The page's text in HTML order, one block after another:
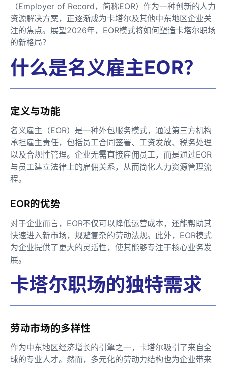
（Employer of Record，简称EOR）作为一种创新的人力
资源解决方案，正逐渐成为卡塔尔及其他中东地区企业关
注的焦点。展望2026年，EOR模式将如何塑造卡塔尔职场
的新格局？
什么是名义雇主EOR？
定义与功能
名义雇主（EOR）是一种外包服务模式，通过第三方机构
承担雇主责任，包括员工合同签署、工资发放、税务处理
以及合规性管理。企业无需直接雇佣员工，而是通过EOR
与员工建立法律上的雇佣关系，从而简化人力资源管理流
程。
EOR的优势
对于企业而言，EOR不仅可以降低运营成本，还能帮助其
快速进入新市场，规避复杂的劳动法规。此外，EOR模式
为企业提供了更大的灵活性，使其能够专注于核心业务发
展。
卡塔尔职场的独特需求
劳动市场的多样性
作为中东地区经济增长的引擎之一，卡塔尔吸引了来自全
球的专业人才。然而，多元化的劳动力结构也为企业带来